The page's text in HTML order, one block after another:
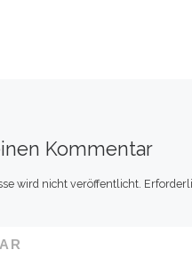
Kommentar
wird nicht veröffentlicht.